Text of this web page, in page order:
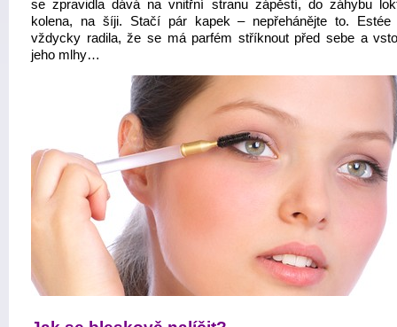
se zpravidla dává na vnitřní stranu zápěstí, do záhybu
kolena, na šíji. Stačí pár kapek – nepřehánějte to. Estée
vždycky radila, že se má parfém stříknout před sebe a
jeho mlhy…